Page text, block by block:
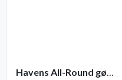
Havens All-Round gødning NPK 12-2-10